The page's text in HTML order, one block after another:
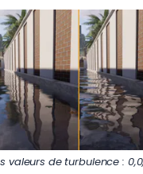
valeurs de turbulence :